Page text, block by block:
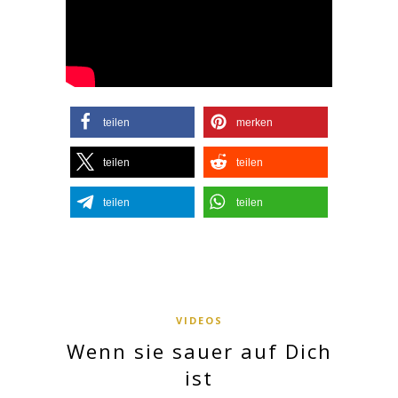
teilen merken
teilen teilen
teilen teilen
VIDEOS
Wenn sie sauer auf Dich
ist